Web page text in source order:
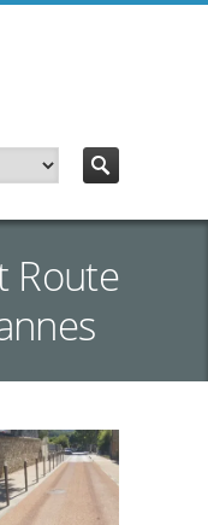
Route